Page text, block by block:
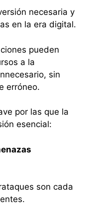
necesaria y
en la era digital.
pueden
a la
sin
erróneo.
por las que la
esencial:
son cada